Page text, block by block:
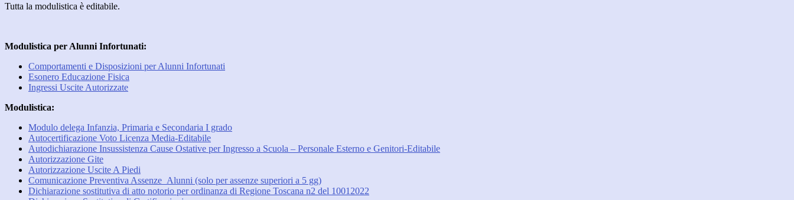
Tutta la modulistica è editabile.
Modulistica per Alunni Infortunati:
Comportamenti e Disposizioni per Alunni Infortunati
Esonero Educazione Fisica
Ingressi Uscite Autorizzate
Modulistica:
Modulo delega Infanzia, Primaria e Secondaria I grado
Autocertificazione Voto Licenza Media-Editabile
Autodichiarazione Insussistenza Cause Ostative per Ingresso a Scuola – Personale Esterno e Genitori-Editabile
Autorizzazione Gite
Autorizzazione Uscite A Piedi
Comunicazione Preventiva Assenze_Alunni (solo per assenze superiori a 5 gg)
Dichiarazione sostitutiva di atto notorio per ordinanza di Regione Toscana n2 del 10012022